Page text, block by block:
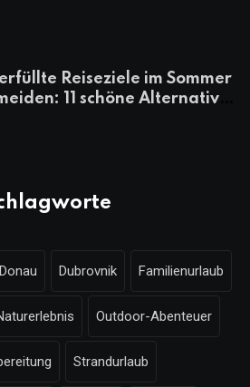
Reiseziele im Sommer
11 schöne Alternativen
Donau Dubrovnik Familienurlaub
Outdoor-Abenteuer
Strandurlaub